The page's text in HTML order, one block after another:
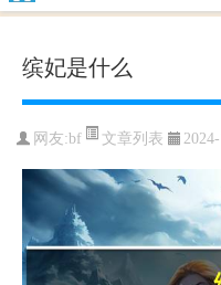
缤妃是什么
网友:bf 文章列表